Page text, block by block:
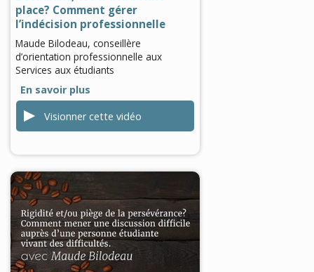
place? Comment gérer
l’indécision professionnelle
Maude Bilodeau, conseillère
d’orientation professionnelle aux
Services aux étudiants
En savoir plus
Visionner cette vidéo
0
seconds